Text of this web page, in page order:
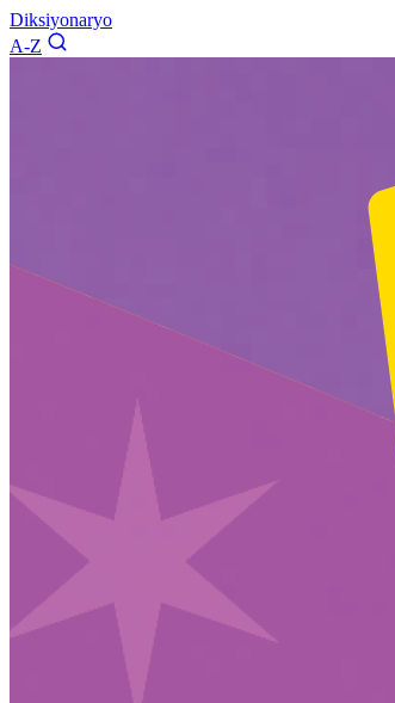
Diksiyonaryo
A-Z